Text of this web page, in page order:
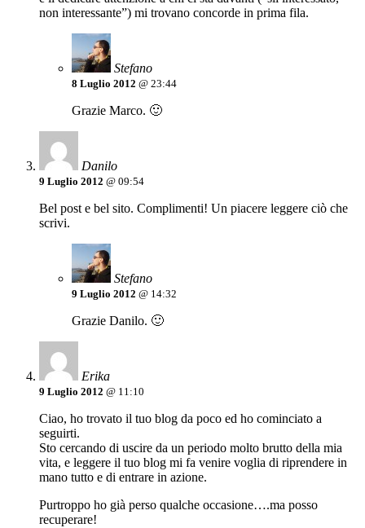
non interessante”) mi trovano concorde in prima fila.
Stefano
8 Luglio 2012 @ 23:44
Grazie Marco. 🙂
Danilo
9 Luglio 2012 @ 09:54
Bel post e bel sito. Complimenti! Un piacere leggere ciò che
scrivi.
Stefano
9 Luglio 2012 @ 14:32
Grazie Danilo. 🙂
Erika
9 Luglio 2012 @ 11:10
Ciao, ho trovato il tuo blog da poco ed ho cominciato a
seguirti.
Sto cercando di uscire da un periodo molto brutto della mia
vita, e leggere il tuo blog mi fa venire voglia di riprendere in
mano tutto e di entrare in azione.
Purtroppo ho già perso qualche occasione….ma posso
recuperare!